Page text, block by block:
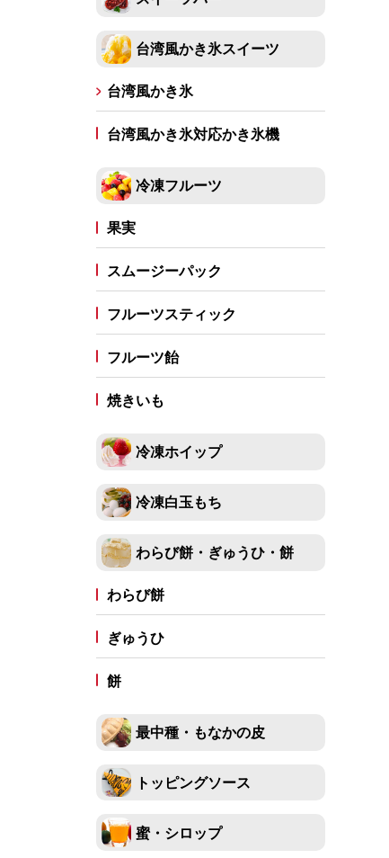
その他の店舗用品・厨房備品
台湾風かき氷スイーツ
台湾風かき氷
台湾風かき氷対応かき氷機
冷凍フルーツ
果実
スムージーパック
フルーツスティック
フルーツ飴
焼きいも
冷凍ホイップ
冷凍白玉もち
わらび餅・ぎゅうひ・餅
わらび餅
ぎゅうひ
餅
最中種・もなかの皮
トッピングソース
蜜・シロップ